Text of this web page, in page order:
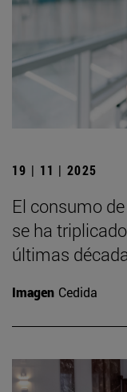
19 | 11 | 2025
El consumo
se ha
últimas
Imagen Cedida